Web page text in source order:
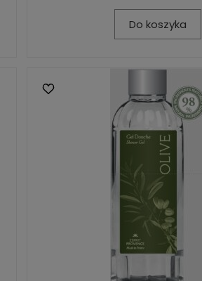
Do koszyka